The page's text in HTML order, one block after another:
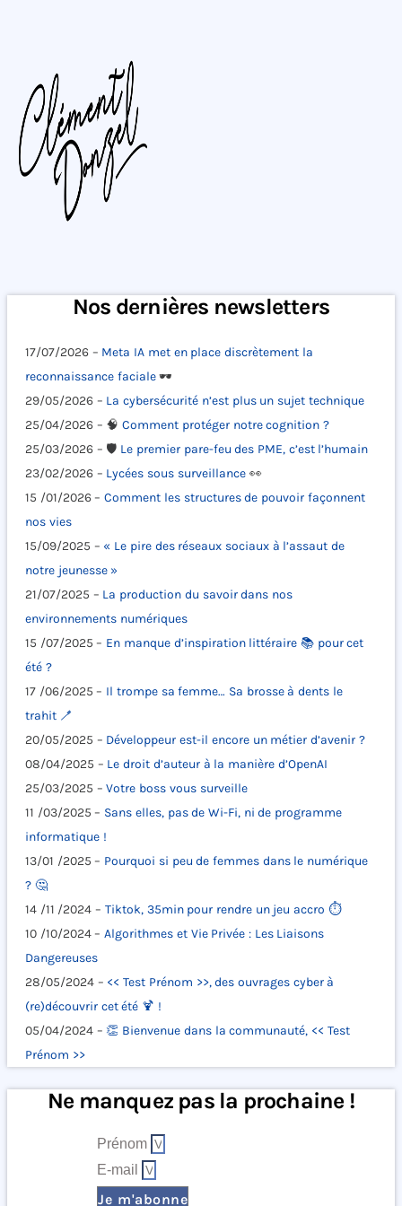
Nos dernières newsletters
17/07/2026 – Meta IA met en place discrètement la
reconnaissance faciale🕶️
29/05/2026 – La cybersécurité n’est plus un sujet technique
25/04/2026 – 🧠Comment protéger notre cognition ?
25/03/2026 – 🛡️ Le premier pare-feu des PME, c’est l’humain
23/02/2026 – Lycées sous surveillance👀
15 /01/2026 –Comment les structures de pouvoir façonnent
nos vies
15/09/2025 – « Le pire des réseaux sociaux à l’assaut de
notre jeunesse »
21/07/2025 – La production du savoir dans nos
environnements numériques
15 /07/2025 – En manque d’inspiration littéraire 📚 pour cet
été ?
17 /06/2025 – Il trompe sa femme… Sa brosse à dents le
trahit 🪥
20/05/2025 – Développeur est-il encore un métier d’avenir ?
08/04/2025 – Le droit d’auteur à la manière d’OpenAI
25/03/2025 –Votre boss vous surveille
11 /03/2025 – Sans elles, pas de Wi-Fi, ni de programme
informatique !
13/01 /2025 – Pourquoi si peu de femmes dans le numérique
? 🤔
14 /11 /2024 – Tiktok, 35min pour rendre un jeu accro ⏱️
10 /10/2024 –Algorithmes et Vie Privée : Les Liaisons
Dangereuses
28/05/2024 – << Test Prénom >>, des ouvrages cyber à
(re)découvrir cet été 🍹 !
05/04/2024 –👏 Bienvenue dans la communauté, << Test
Prénom >>
Ne manquez pas la prochaine !
Prénom
E-mail
Je m'abonne